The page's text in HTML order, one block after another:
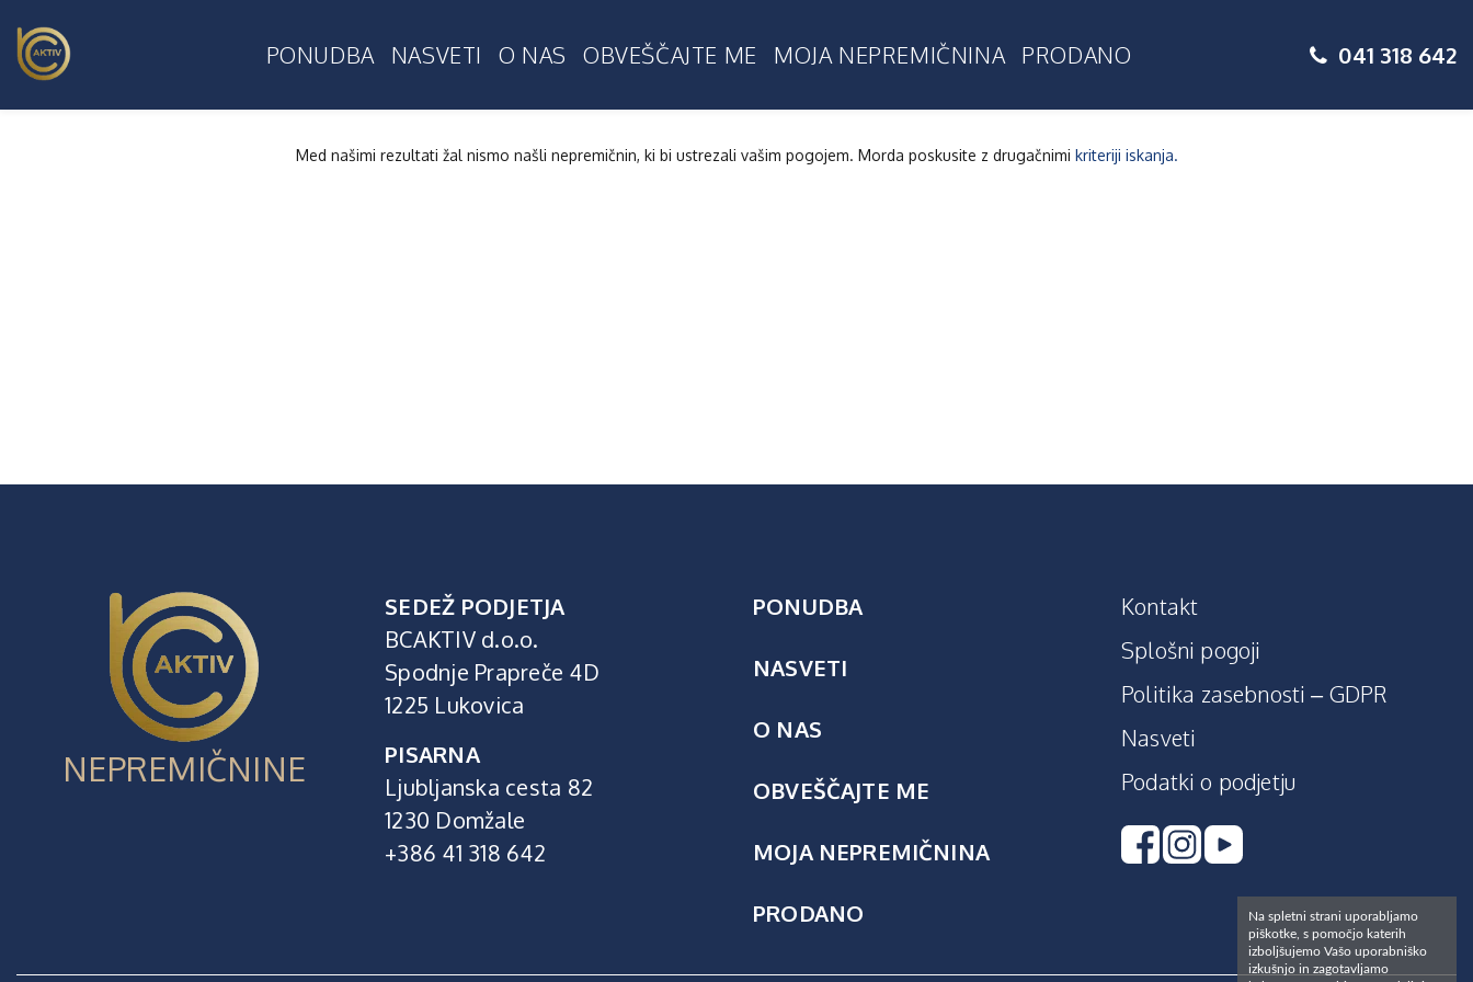
PONUDBA NASVETI O NAS OBVEŠČAJTE ME MOJA NEPREMIČNINA PRODANO 041 318 642
Med našimi rezultati žal nismo našli nepremičnin, ki bi ustrezali vašim pogojem. Morda poskusite z drugačnimi kriteriji iskanja.
NEPREMIČNINE
SEDEŽ PODJETJA
BCAKTIV d.o.o.
Spodnje Prapreče 4D
1225 Lukovica
PISARNA
Ljubljanska cesta 82
1230 Domžale
+386 41 318 642
PONUDBA
NASVETI
O NAS
OBVEŠČAJTE ME
MOJA NEPREMIČNINA
PRODANO
Kontakt
Splošni pogoji
Politika zasebnosti – GDPR
Nasveti
Podatki o podjetju
Na spletni strani uporabljamo
piškotke, s pomočjo katerih
izboljšujemo Vašo uporabniško
izkušnjo in zagotavljamo